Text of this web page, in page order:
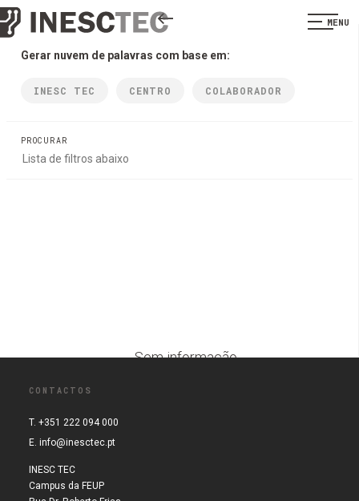
MENU
Gerar nuvem de palavras com base em:
INESC TEC CENTRO COLABORADOR
PROCURAR
Sem informação
CONTACTOS
T. +351 222 094 000
E. info@inesctec.pt
INESC TEC
Campus da FEUP